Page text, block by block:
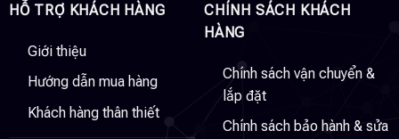
HỖ TRỢ KHÁCH HÀNG
Giới thiệu
Hướng dẫn mua hàng
Khách hàng thân thiết
CHÍNH SÁCH KHÁCH
HÀNG
Chính sách vận chuyển &
lắp đặt
Chính sách bảo hành & sửa